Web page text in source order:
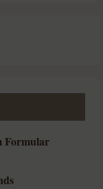
Formular